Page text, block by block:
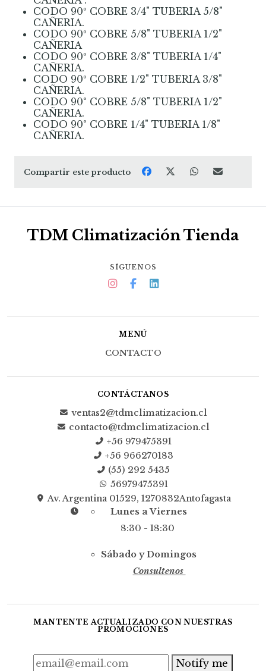
CODO 90º COBRE 3/4" TUBERIA 5/8"
CAÑERIA.
CODO 90º COBRE 5/8" TUBERIA 1/2"
CAÑERIA
CODO 90º COBRE 3/8" TUBERIA 1/4"
CAÑERIA.
CODO 90º COBRE 1/2" TUBERIA 3/8"
CAÑERIA.
CODO 90° COBRE 5/8" TUBERIA 1/2"
CAÑERIA.
CODO 90° COBRE 1/4" TUBERIA 1/8"
CAÑERIA.
Compartir este producto
TDM Climatización Tienda
SÍGUENOS
MENÚ
CONTACTO
CONTÁCTANOS
ventas2@tdmclimatizacion.cl
contacto@tdmclimatizacion.cl
+56 979475391
+56 966270183
(55) 292 5435
56979475391
Av. Argentina 01529, 1270832Antofagasta
Lunes a Viernes
8:30 - 18:30
Sábado y Domingos
Consultenos
MANTENTE ACTUALIZADO CON NUESTRAS
PROMOCIONES
Notify me